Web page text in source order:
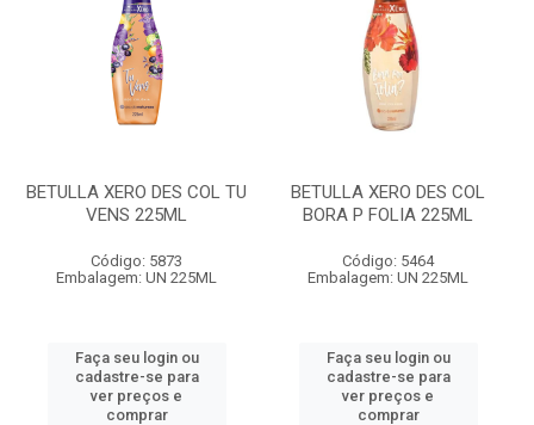
BETULLA XERO DES COL TU
VENS 225ML
Código: 5873
Embalagem: UN 225ML
Faça seu login ou
cadastre-se para
ver preços e
comprar
BETULLA XERO DES COL
BORA P FOLIA 225ML
Código: 5464
Embalagem: UN 225ML
Faça seu login ou
cadastre-se para
ver preços e
comprar